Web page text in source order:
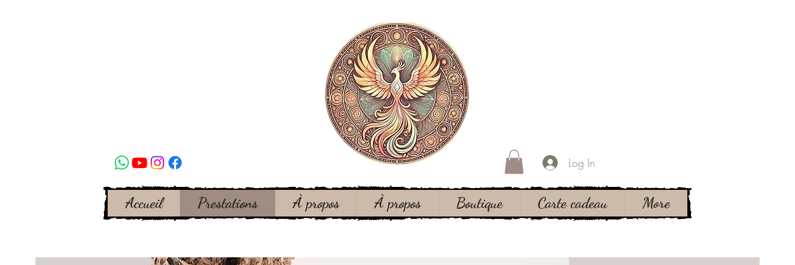
Log In
Accueil Prestations À propos À propos Boutique Carte cadeau More